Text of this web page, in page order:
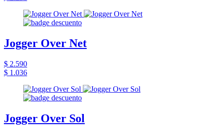
Jogger Over Net
$ 2.590
$ 1.036
Jogger Over Sol